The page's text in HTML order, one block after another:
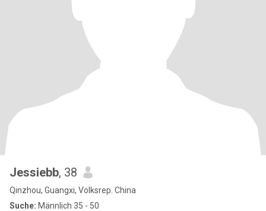
Jessiebb, 38
Qinzhou, Guangxi, Volksrep. China
Suche: Männlich 35 - 50